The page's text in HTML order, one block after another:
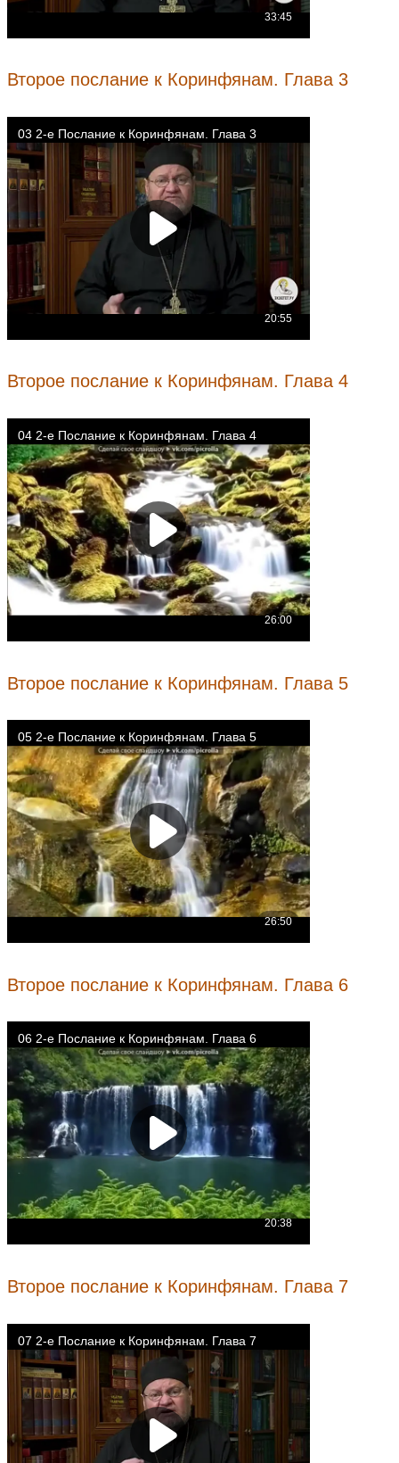
Второе послание к Коринфянам. Глава 3
Второе послание к Коринфянам. Глава 4
Второе послание к Коринфянам. Глава 5
Второе послание к Коринфянам. Глава 6
Второе послание к Коринфянам. Глава 7